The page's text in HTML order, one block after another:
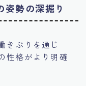
姿勢の深掘り
きぶりを通じ
性格がより明確